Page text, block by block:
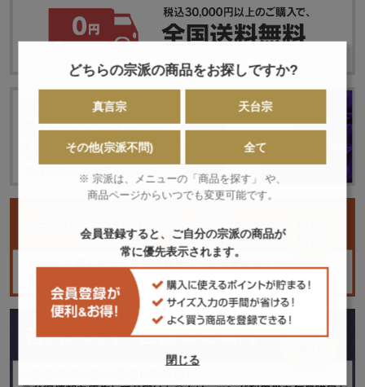
どちらの宗派の商品をお探しですか?
真言宗 天台宗
その他(宗派不問) 全て
※ 宗派は、メニューの「商品を探す」 や、
商品ページからいつでも変更可能です。
会員登録すると、ご自分の宗派の商品が
常に優先表示されます。
閉じる